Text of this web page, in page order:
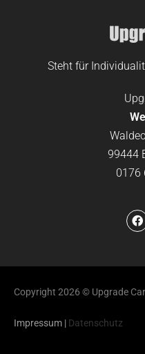
Steht für
99444
0176
Copyright 2026 © Upgrade
Impressum | Datenschutz